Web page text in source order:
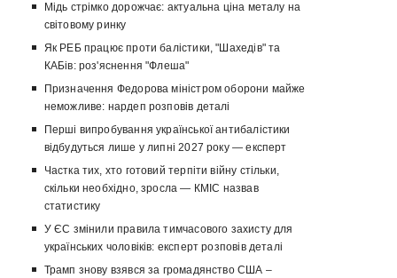
Мідь стрімко дорожчає: актуальна ціна металу на
світовому ринку
Як РЕБ працює проти балістики, "Шахедів" та
КАБів: роз'яснення "Флеша"
Призначення Федорова міністром оборони майже
неможливе: нардеп розповів деталі
Перші випробування української антибалістики
відбудуться лише у липні 2027 року — експерт
Частка тих, хто готовий терпіти війну стільки,
скільки необхідно, зросла — КМІС назвав
статистику
У ЄС змінили правила тимчасового захисту для
українських чоловіків: експерт розповів деталі
Трамп знову взявся за громадянство США –